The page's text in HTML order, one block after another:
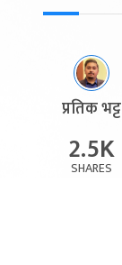
प्रतिक भट्ट
2.5K
SHARES